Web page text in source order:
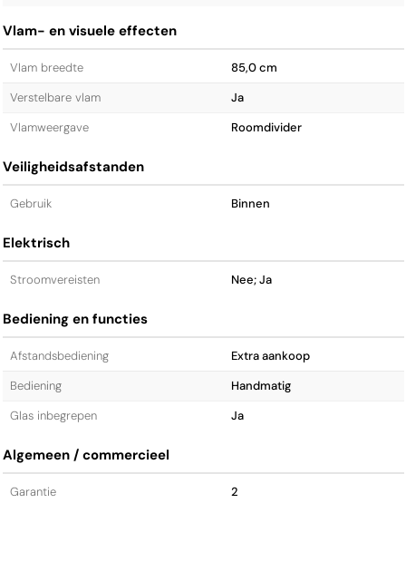
Vlam- en visuele effecten
Vlam breedte
85,0 cm
Verstelbare vlam
Ja
Vlamweergave
Roomdivider
Veiligheidsafstanden
Gebruik Binnen
Elektrisch
Stroomvereisten Nee; Ja
Bediening en functies
Afstandsbediening
Extra aankoop
Bediening
Handmatig
Glas inbegrepen
Ja
Algemeen / commercieel
Garantie 2